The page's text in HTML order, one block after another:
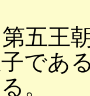
五王
であ
。